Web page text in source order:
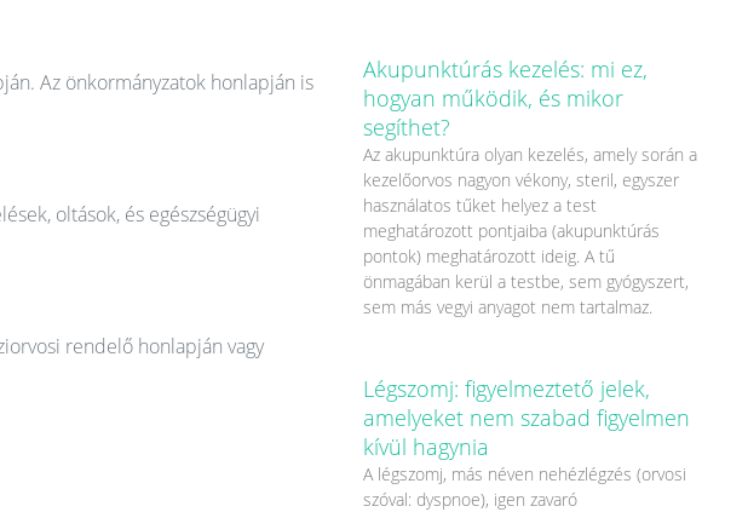
Az önkormányzatok honlapján is
oltások, és egészségügyi
rendelő honlapján vagy
Akupunktúrás kezelés: mi ez,
hogyan működik, és mikor
segíthet?
Az akupunktúra olyan kezelés, amely során a
kezelőorvos nagyon vékony, steril, egyszer
használatos tűket helyez a test
meghatározott pontjaiba (akupunktúrás
pontok) meghatározott ideig. A tű
önmagában kerül a testbe, sem gyógyszert,
sem más vegyi anyagot nem tartalmaz.
Légszomj: figyelmeztető jelek,
amelyeket nem szabad figyelmen
kívül hagynia
A légszomj, más néven nehézlégzés (orvosi
szóval: dyspnoe), igen zavaró